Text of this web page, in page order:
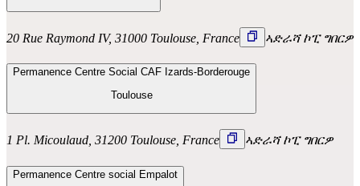
20 Rue Raymond IV, 31000 Toulouse, France ኣድራሻ ኮፒ ግበርዎ
Permanence Centre Social CAF Izards-Borderouge
Toulouse
1 Pl. Micoulaud, 31200 Toulouse, France ኣድራሻ ኮፒ ግበርዎ
Permanence Centre social Empalot